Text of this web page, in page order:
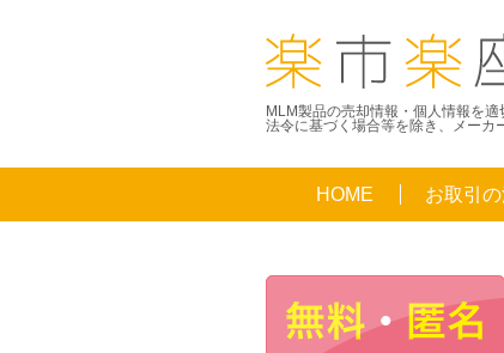
MLM製品の売却情報・個人情報を適
法令に基づく場合等を除き、メーカ
HOME お取引